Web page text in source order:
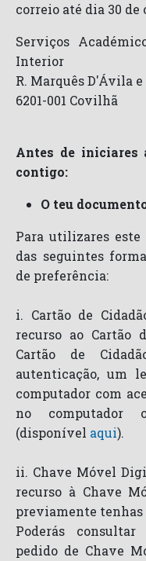
correio até dia 30 de
Serviços
Interior
R. Marquês D'Ávila
6201-001 Covilhã
Antes de iniciares
contigo:
O teu
Para utilizares este
das seguintes
de preferência:
i. Cartão de
recurso ao Cartão
Cartão de
autenticação, um
computador com
no computador
(disponível aqui).
ii. Chave Móvel
recurso à Chave
previamente tenhas
Poderás
pedido de Chave